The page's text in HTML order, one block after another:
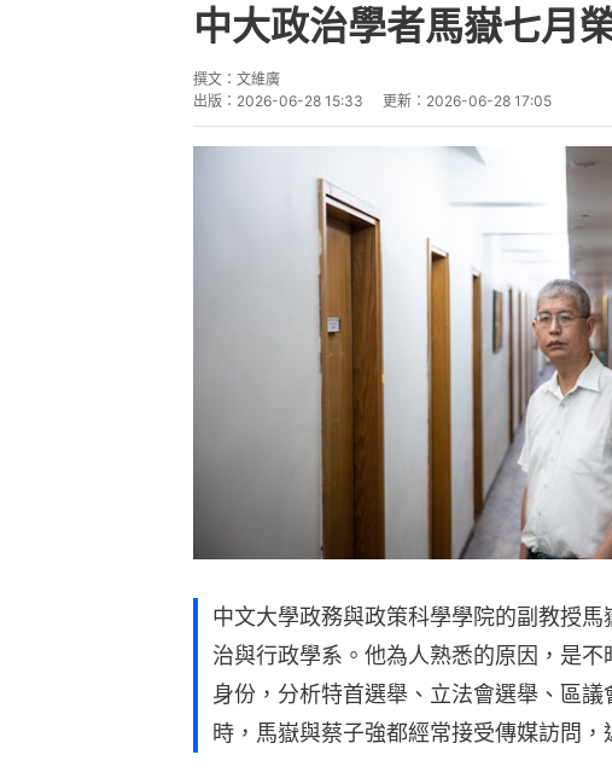
中大政治學者馬嶽七
撰文： 文維廣
出版： 2026-06-28 15:33 更新： 2026-06-28 17:05
中文大學政務與政策科學學院的副教授
治與行政學系。他為人熟悉的原因，是
身份，分析特首選舉、立法會選舉、區
時，馬嶽與蔡子強都經常接受傳媒訪問，